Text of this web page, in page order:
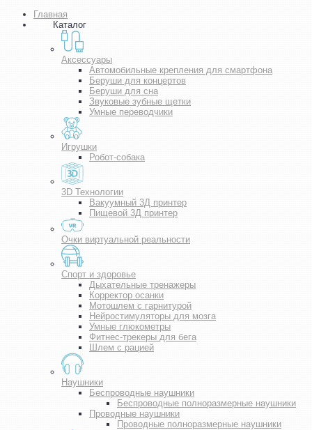
Главная
Каталог
Аксессуары
Автомобильные крепления для смартфона
Беруши для концертов
Беруши для сна
Звуковые зубные щетки
Умные переводчики
Игрушки
Робот-собака
3D Технологии
Вакуумный 3Д принтер
Пищевой 3Д принтер
Очки виртуальной реальности
Спорт и здоровье
Дыхательные тренажеры
Корректор осанки
Мотошлем с гарнитурой
Нейростимуляторы для мозга
Умные глюкометры
Фитнес-трекеры для бега
Шлем с рацией
Наушники
Беспроводные наушники
Беспроводные полноразмерные наушники
Проводные наушники
Проводные полноразмерные наушники